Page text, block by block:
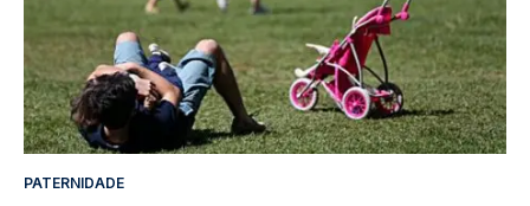
PATERNIDADE